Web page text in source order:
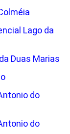
Lago da
Duas Marias
do
do